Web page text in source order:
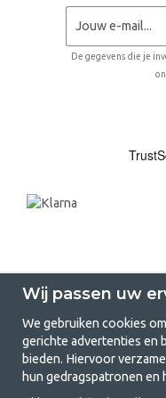
De gegevens die je
Wij passen uw
We gebruiken cookies
gerichte advertenties en
bieden. Hiervoor
hun gedragspatronen en